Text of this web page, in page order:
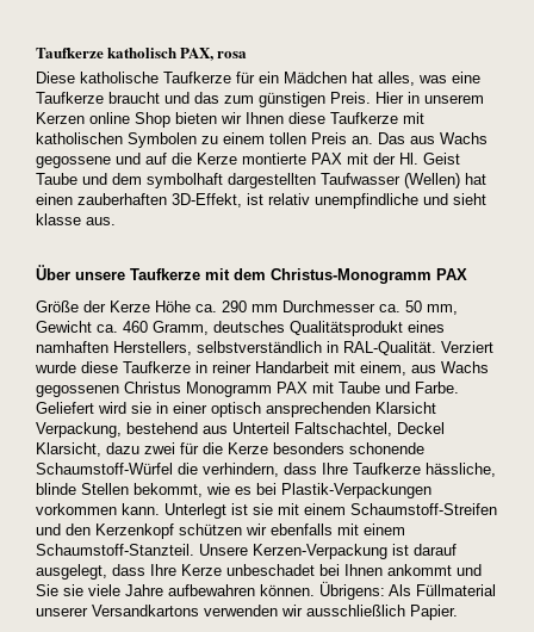
Taufkerze katholisch PAX, rosa
Diese katholische Taufkerze für ein Mädchen hat alles, was eine
Taufkerze braucht und das zum günstigen Preis. Hier in unserem
Kerzen online Shop bieten wir Ihnen diese Taufkerze mit
katholischen Symbolen zu einem tollen Preis an. Das aus Wachs
gegossene und auf die Kerze montierte PAX mit der Hl. Geist
Taube und dem symbolhaft dargestellten Taufwasser (Wellen) hat
einen zauberhaften 3D-Effekt, ist relativ unempfindliche und sieht
klasse aus.
Über unsere Taufkerze mit dem Christus-Monogramm PAX
Größe der Kerze Höhe ca. 290 mm Durchmesser ca. 50 mm,
Gewicht ca. 460 Gramm, deutsches Qualitätsprodukt eines
namhaften Herstellers, selbstverständlich in RAL-Qualität. Verziert
wurde diese Taufkerze in reiner Handarbeit mit einem, aus Wachs
gegossenen Christus Monogramm PAX mit Taube und Farbe.
Geliefert wird sie in einer optisch ansprechenden Klarsicht
Verpackung, bestehend aus Unterteil Faltschachtel, Deckel
Klarsicht, dazu zwei für die Kerze besonders schonende
Schaumstoff-Würfel die verhindern, dass Ihre Taufkerze hässliche,
blinde Stellen bekommt, wie es bei Plastik-Verpackungen
vorkommen kann. Unterlegt ist sie mit einem Schaumstoff-Streifen
und den Kerzenkopf schützen wir ebenfalls mit einem
Schaumstoff-Stanzteil. Unsere Kerzen-Verpackung ist darauf
ausgelegt, dass Ihre Kerze unbeschadet bei Ihnen ankommt und
Sie sie viele Jahre aufbewahren können. Übrigens: Als Füllmaterial
unserer Versandkartons verwenden wir ausschließlich Papier.